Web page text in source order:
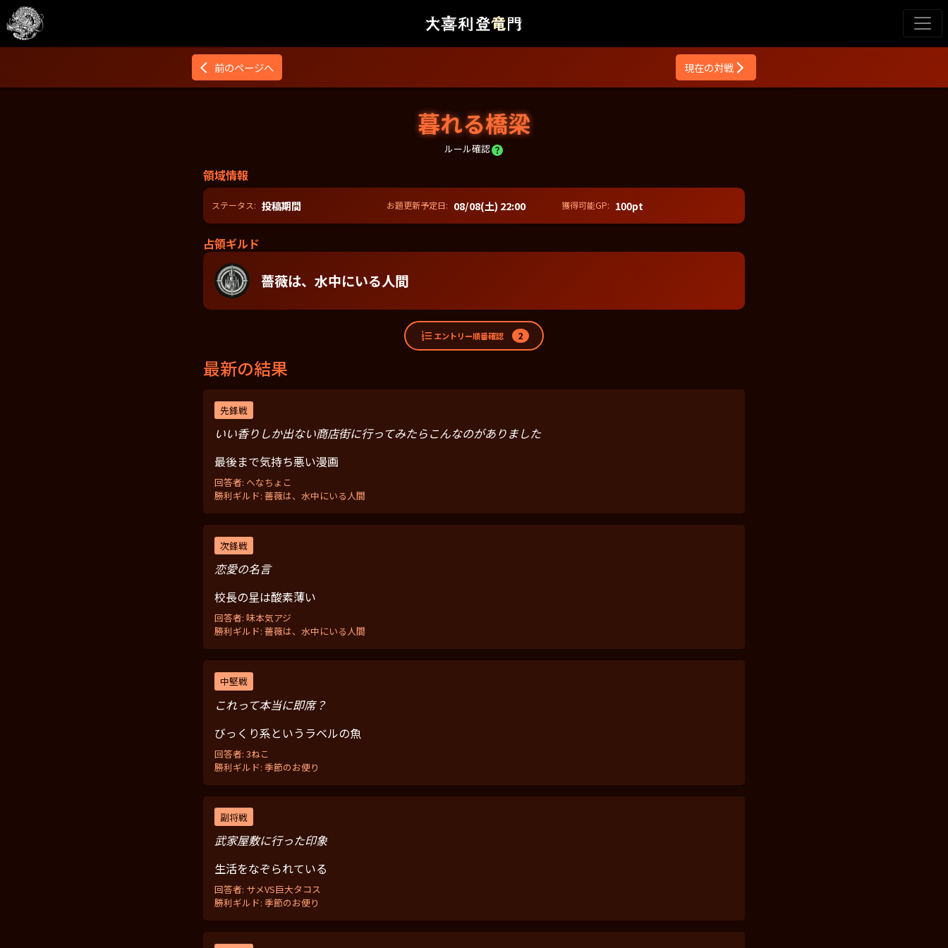
前のページへ 現在の対戦
暮れる橋梁
ルール確認
領域情報
ステータス: 投稿期間 お題更新予定日: 08/08(土) 22:00 獲得可能GP: 100pt
占領ギルド
薔薇は、水中にいる人間
エントリー順番確認 2
最新の結果
先鋒戦
いい香りしか出ない商店街に行ってみたらこんなのがありました
最後まで気持ち悪い漫画
回答者: へなちょこ
勝利ギルド: 薔薇は、水中にいる人間
次鋒戦
恋愛の名言
校長の星は酸素薄い
回答者: 味本気アジ
勝利ギルド: 薔薇は、水中にいる人間
中堅戦
これって本当に即席？
びっくり系というラベルの魚
回答者: 3ねこ
勝利ギルド: 季節のお便り
副将戦
武家屋敷に行った印象
生活をなぞられている
回答者: サメVS巨大タコス
勝利ギルド: 季節のお便り